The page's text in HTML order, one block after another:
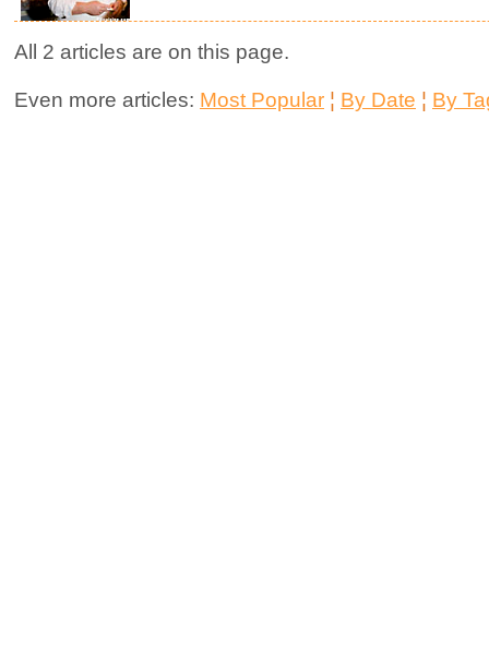
All 2 articles are on this page.
Even more articles: Most Popular ¦ By Date ¦ By